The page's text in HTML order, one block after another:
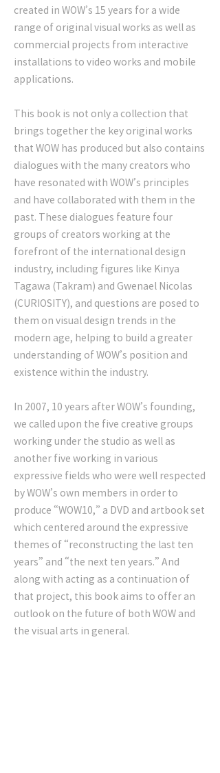
created in WOW’s 15 years for a wide
range of original visual works as well as
commercial projects from interactive
installations to video works and mobile
applications.
This book is not only a collection that
brings together the key original works
that WOW has produced but also contains
dialogues with the many creators who
have resonated with WOW’s principles
and have collaborated with them in the
past. These dialogues feature four
groups of creators working at the
forefront of the international design
industry, including figures like Kinya
Tagawa (Takram) and Gwenael Nicolas
(CURIOSITY), and questions are posed to
them on visual design trends in the
modern age, helping to build a greater
understanding of WOW’s position and
existence within the industry.
In 2007, 10 years after WOW’s founding,
we called upon the five creative groups
working under the studio as well as
another five working in various
expressive fields who were well respected
by WOW’s own members in order to
produce “WOW10,” a DVD and artbook set
which centered around the expressive
themes of “reconstructing the last ten
years” and “the next ten years.” And
along with acting as a continuation of
that project, this book aims to offer an
outlook on the future of both WOW and
the visual arts in general.